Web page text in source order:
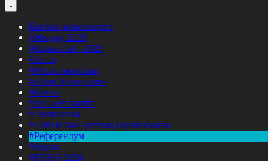
Барлық жаңалықтар
#Жолдау 2025
#Құрылтай - 2026
#Апта
#Ресми оқиғалар
#«Таза Қазақстан»
#Қоғам
#Заң мен тәртіп
#Экономика
#«100 кітап» ұлттық сауалнамасы
#Референдум
#Оқиға
#EURO 2024